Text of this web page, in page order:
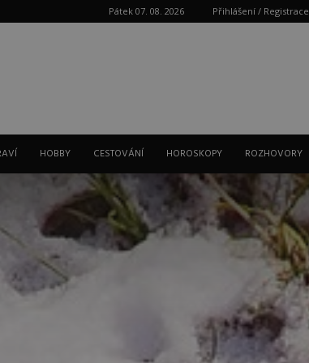
Pátek 07. 08. 2026 Přihlášení / Registrace
HOBBY CESTOVÁNÍ HOROSKOPY ROZHOVORY